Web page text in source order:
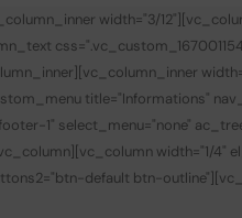
width="3/
title="Informations"
1" select_menu="none"
width="1/4"
default btn-